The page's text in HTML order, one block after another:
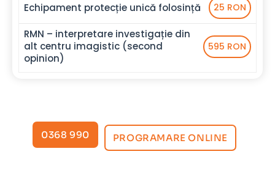
Echipament protecție unică folosință 25 RON
RMN – interpretare investigație din
alt centru imagistic (second
opinion)
595 RON
0368 990 PROGRAMARE ONLINE